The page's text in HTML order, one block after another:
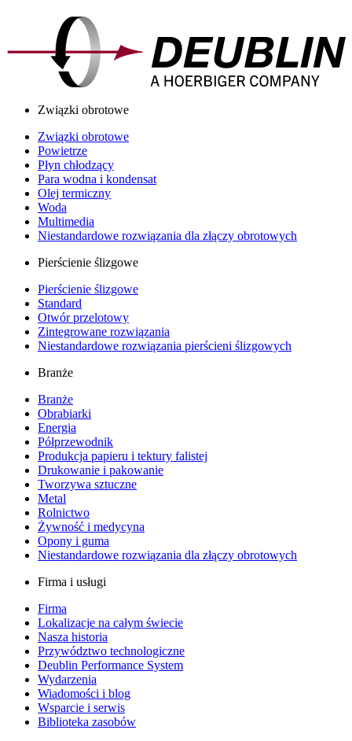
Związki obrotowe
Związki obrotowe
Powietrze
Płyn chłodzący
Para wodna i kondensat
Olej termiczny
Woda
Multimedia
Niestandardowe rozwiązania dla złączy obrotowych
Pierścienie ślizgowe
Pierścienie ślizgowe
Standard
Otwór przelotowy
Zintegrowane rozwiązania
Niestandardowe rozwiązania pierścieni ślizgowych
Branże
Branże
Obrabiarki
Energia
Półprzewodnik
Produkcja papieru i tektury falistej
Drukowanie i pakowanie
Tworzywa sztuczne
Metal
Rolnictwo
Żywność i medycyna
Opony i guma
Niestandardowe rozwiązania dla złączy obrotowych
Firma i usługi
Firma
Lokalizacje na całym świecie
Nasza historia
Przywództwo technologiczne
Deublin Performance System
Wydarzenia
Wiadomości i blog
Wsparcie i serwis
Biblioteka zasobów